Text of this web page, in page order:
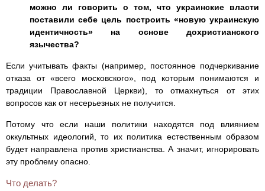
можно ли говорить о том, что украинские власти
поставили себе цель построить «новую украинскую
идентичность» на основе дохристианского
язычества?
Если учитывать факты (например, постоянное подчеркивание
отказа от «всего московского», под которым понимаются и
традиции Православной Церкви), то отмахнуться от этих
вопросов как от несерьезных не получится.
Потому что если наши политики находятся под влиянием
оккультных идеологий, то их политика естественным образом
будет направлена против христианства. А значит, игнорировать
эту проблему опасно.
Что делать?